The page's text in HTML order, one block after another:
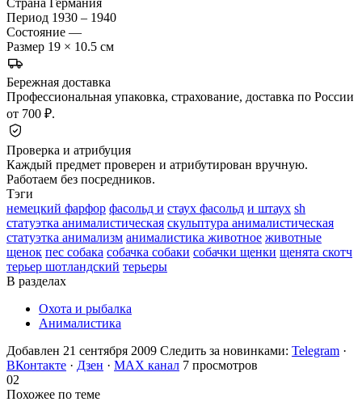
Период 1930 – 1940
Состояние —
Размер 19 × 10.5 см
Бережная доставка
Профессиональная упаковка, страхование, доставка по России
от 700 ₽.
Проверка и атрибуция
Каждый предмет проверен и атрибутирован вручную.
Работаем без посредников.
Тэги
немецкий фарфор фасольд и стаух фасольд и штаух sh
статуэтка анималистическая скульптура анималистическая
статуэтка анимализм анималистика животное животные
щенок пес собака собачка собаки собачки щенки щенята скотч
терьер шотландский терьеры
В разделах
Охота и рыбалка
Анималистика
Добавлен 21 сентября 2009 Следить за новинками: Telegram ·
ВКонтакте · Дзен · MAX канал 7 просмотров
02
Похожее по теме